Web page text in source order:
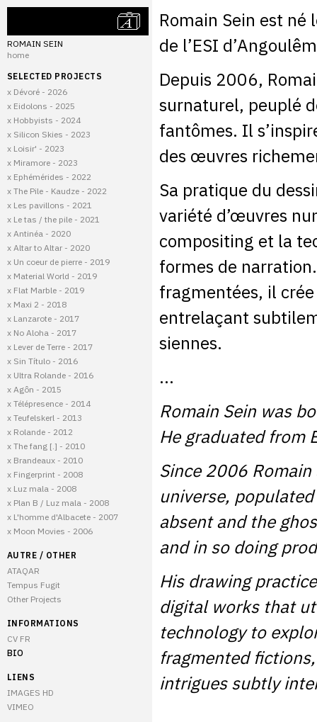
ROMAIN SEIN
home
SELECTED PROJECTS
x Dévoré - 2026
x Eidolons - 2025
x Hobbyists - 2024
x Silicon Skies - 2023
x Loisir' - 2023
x Miramore - 2023
x Ephémérides - 2022
x The Pile - Kaudze - 2022
x Les pavillons - 2021
x Le tas / the pile - 2021
x Antinéa - 2020
x Altar to Altar - 2020
x Un coeur de pierre - 2019
x Material World - 2019
x Flat Marble - 2019
x Maxi 2 - 2018
x Lanzarote - 2017
x No Aloha - 2017
x Lever de Terre - 2017
x Sin Título - 2016
x Ultra Rolande - 2016
x Agôn - 2015
x Télépresence - 2014
x Teufelskerl - 2013
x Rolande - 2012
x The fang [.] - 2010
x Brandeaux - 2010
x Fingerprint - 2008
x Luz mala - 2008
x Plan B / Luz mala - 2008
x L'homme d'Albacete - 2007
x Moon Movies - 2006
AUTRE / OTHER
ATAQAR
Tempus Fugit
Other Projects
INFORMATIONS
CV FR
BIO
LIENS
IMAGES HD
VIMEO
Romain Sein est
de l’ESI
Depuis 2006,
surnaturel, peuplé
fantômes. Il
des œuvres
Sa pratique du
variété d’œuvres
compositing et la
formes de
fragmentées, il
entrelaçant
siennes.
...
Romain Sein was
He graduated from
Since 2006
universe,
absent and the
and in so doing
His drawing
digital works that
technology to
fragmented
intrigues subtly